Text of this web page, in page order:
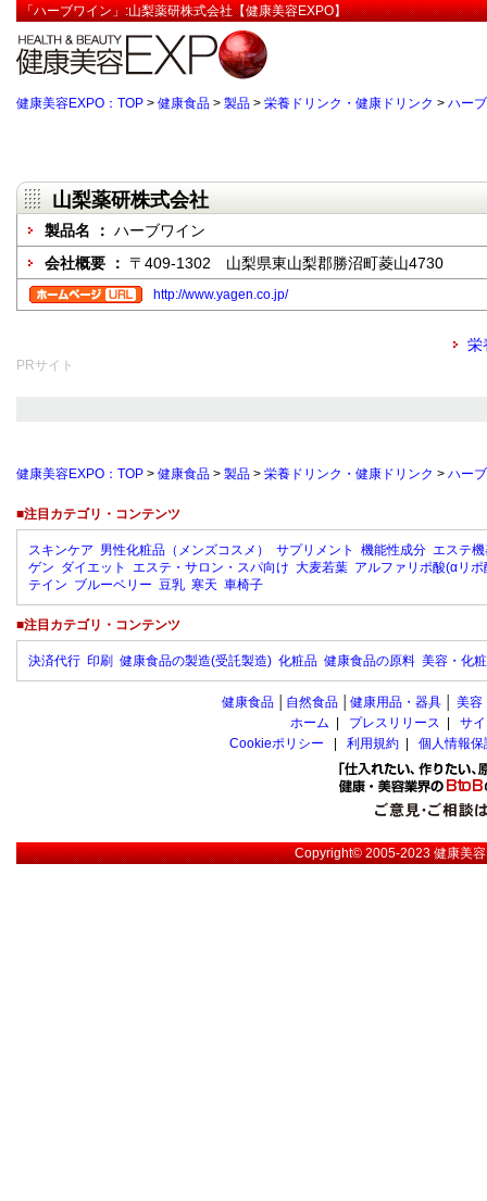
「ハーブワイン」:山梨薬研株式会社【健康美容EXPO】
健康美容EXPO：TOP > 健康食品 > 製品 > 栄養ドリンク・健康ドリンク > ハー
山梨薬研株式会社
製品名 ： ハーブワイン
会社概要 ： 〒409-1302 山梨県東山梨郡勝沼町菱山4730
http://www.yagen.co.jp/
栄
PRサイト
健康美容EXPO：TOP > 健康食品 > 製品 > 栄養ドリンク・健康ドリンク > ハー
■注目カテゴリ・コンテンツ
スキンケア 男性化粧品（メンズコスメ） サプリメント 機能性成分 エステ
ゲン ダイエット エステ・サロン・スパ向け 大麦若葉 アルファリポ酸(αリポ
テイン ブルーベリー 豆乳 寒天 車椅子
■注目カテゴリ・コンテンツ
決済代行 印刷 健康食品の製造(受託製造) 化粧品 健康食品の原料 美容・化
健康食品 自然食品 健康用品・器具 美容
ホーム
プレスリリース
サ
Cookieポリシー
利用規約 個人情報
Copyright© 2005-2023健康美